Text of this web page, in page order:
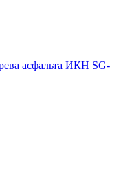
асфальта ИКН SG-